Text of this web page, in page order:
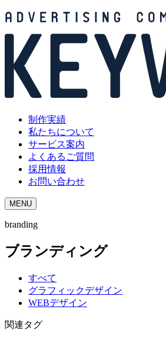
制作実績
私たちについて
サービス案内
よくあるご質問
採用情報
お問い合わせ
MENU
branding
ブランディング
すべて
グラフィックデザイン
WEBデザイン
関連タグ